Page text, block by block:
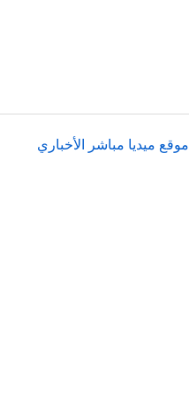
موقع ميديا مباشر الأخباري